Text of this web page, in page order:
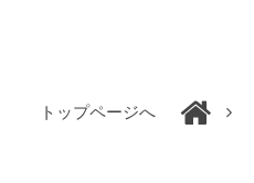
トップページへ